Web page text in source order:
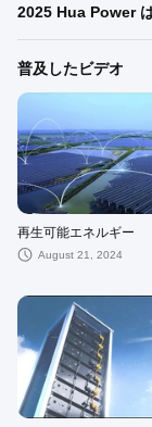
2025 Hua Power
普及したビデオ
再生可能エネルギー
August 21, 2024